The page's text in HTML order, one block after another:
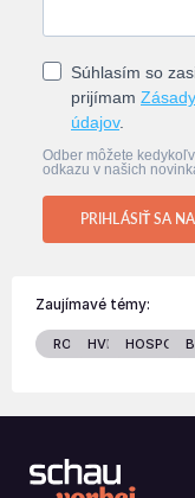
Súhlasím so
prijímam
údajov.
Odber môžete
odkazu v našich
PRIHLÁSIŤ SA
Zaujímavé témy:
RODINAHVIEZDY